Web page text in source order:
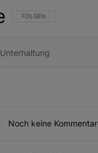
FOLGE DIESER
FOLGEN
Noch keine